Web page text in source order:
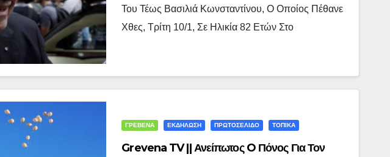
Του Τέως Βασιλιά Κωνσταντίνου, Ο Οποίος Πέθανε
Χθες, Τρίτη 10/1, Σε Ηλικία 82 Ετών Στο
ΓΡΕΒΕΝΑ ΕΚΔΗΛΩΣΗ ΠΡΩΤΟΣΕΛΙΔΟ ΤΟΠΙΚΑ
Grevena TV || Ανείπωτος O Πόνος Για Τον